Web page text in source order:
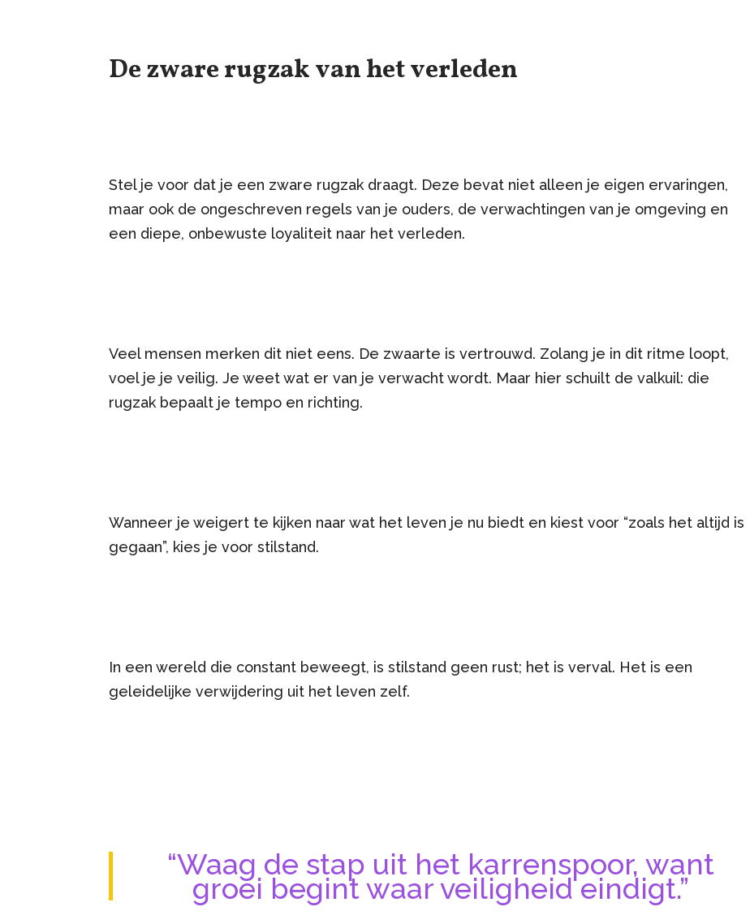
De zware rugzak van het verleden
Stel je voor dat je een zware rugzak draagt. Deze bevat niet alleen je eigen ervaringen,
maar ook de ongeschreven regels van je ouders, de verwachtingen van je omgeving en
een diepe, onbewuste loyaliteit naar het verleden.
Veel mensen merken dit niet eens. De zwaarte is vertrouwd. Zolang je in dit ritme loopt,
voel je je veilig. Je weet wat er van je verwacht wordt. Maar hier schuilt de valkuil: die
rugzak bepaalt je tempo en richting.
Wanneer je weigert te kijken naar wat het leven je nu biedt en kiest voor “zoals het altijd is
gegaan”, kies je voor stilstand.
In een wereld die constant beweegt, is stilstand geen rust; het is verval. Het is een
geleidelijke verwijdering uit het leven zelf.
“Waag de stap uit het karrenspoor, want
groei begint waar veiligheid eindigt.”